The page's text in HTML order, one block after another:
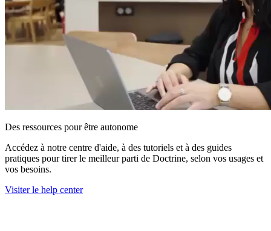
Des ressources pour être autonome
Accédez à notre centre d'aide, à des tutoriels et à des guides
pratiques pour tirer le meilleur parti de Doctrine, selon vos usages et
vos besoins.
Visiter le help center